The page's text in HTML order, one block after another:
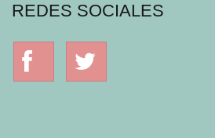
REDES SOCIALES